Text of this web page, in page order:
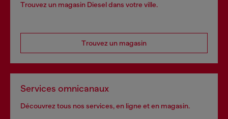
Trouvez un magasin Diesel dans votre ville.
Trouvez un magasin
Services omnicanaux
Découvrez tous nos services, en ligne et en magasin.